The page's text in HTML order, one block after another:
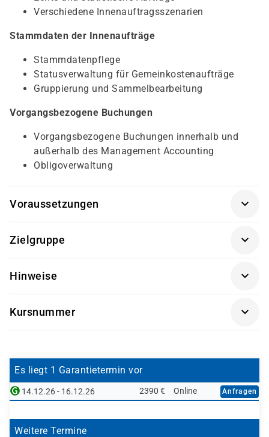
Verschiedene Innenauftragsszenarien
Stammdaten der Innenaufträge
Stammdatenpflege
Statusverwaltung für Gemeinkostenaufträge
Gruppierung und Sammelbearbeitung
Vorgangsbezogene Buchungen
Vorgangsbezogene Buchungen innerhalb und
außerhalb des Management Accounting
Obligoverwaltung
Voraussetzungen
(AC040K-AGM)
Zielgruppe
und Führungskräfte im Bereich Controlling sowie an
Hinweise
Kursnummer
Es liegt 1 Garantietermin vor
14.12.26 - 16.12.26 2390 € Online Anfragen
Weitere Termine